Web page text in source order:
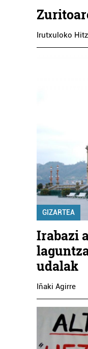
Irutxuloko
GIZARTEA
Irabazi
udalak
Iñaki Agirre